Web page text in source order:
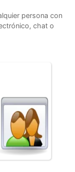
persona con
chat o